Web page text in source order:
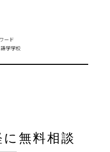
ード
語学学校
無料相談